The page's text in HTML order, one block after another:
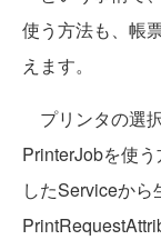
使う方法も、帳
えます。
プリンタの選
PrinterJobを使
したServiceから